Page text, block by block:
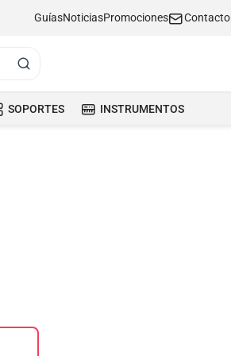
GuíasNoticiasPromociones Contacto
SOPORTES INSTRUMENTOS